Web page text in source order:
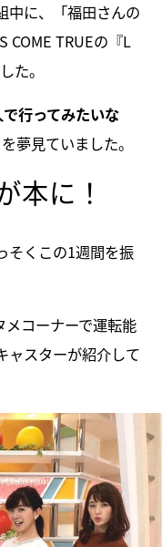
中に、「福田さんの
COME TRUEの『L
た。
行ってみたいな
夢見ていました。
本に！
そくこの1週間を振
コーナーで運転能
ャスターが紹介して